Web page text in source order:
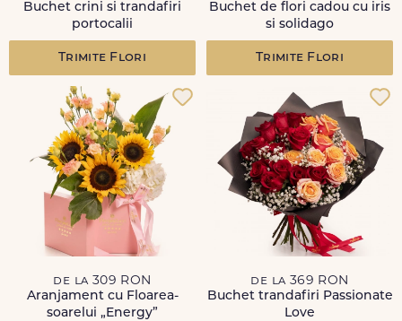
Buchet crini si trandafiri
portocalii
Trimite Flori
Buchet de flori cadou cu iris
si solidago
Trimite Flori
de la 309 RON
Aranjament cu Floarea-
soarelui „Energy”
de la 369 RON
Buchet trandafiri Passionate
Love